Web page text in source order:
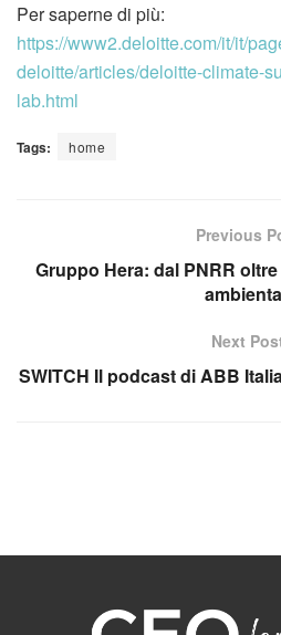
Per saperne di più:
https://www2.deloitte.com/it/it/
deloitte/articles/deloitte-climate-
lab.html
Tags: home
Previous
Gruppo Hera: dal PNRR
Next
SWITCH Il podcast di ABB